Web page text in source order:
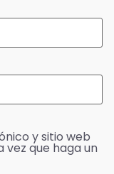
y sitio web
que haga un